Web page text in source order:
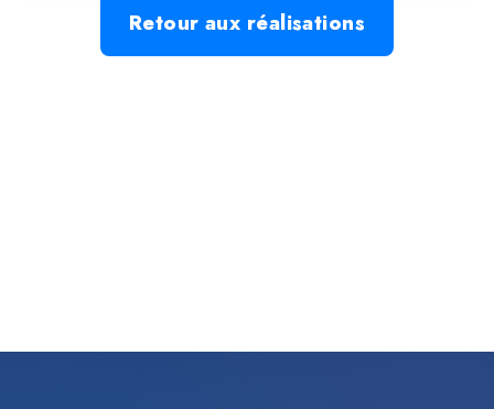
Retour aux réalisations